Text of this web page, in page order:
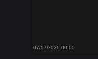
07/07/2026 00:00